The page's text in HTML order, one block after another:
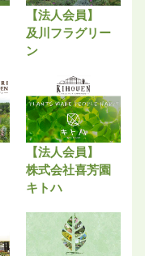
【法人会員】
及川フラグリー
ン
【法人会員】
株式会社喜芳園
キトハ